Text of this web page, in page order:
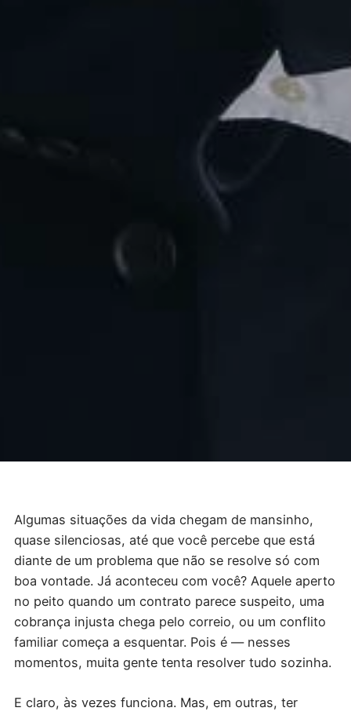
Algumas situações da vida chegam de mansinho,
quase silenciosas, até que você percebe que está
diante de um problema que não se resolve só com
boa vontade. Já aconteceu com você? Aquele aperto
no peito quando um contrato parece suspeito, uma
cobrança injusta chega pelo correio, ou um conflito
familiar começa a esquentar. Pois é — nesses
momentos, muita gente tenta resolver tudo sozinha.
E claro, às vezes funciona. Mas, em outras, ter